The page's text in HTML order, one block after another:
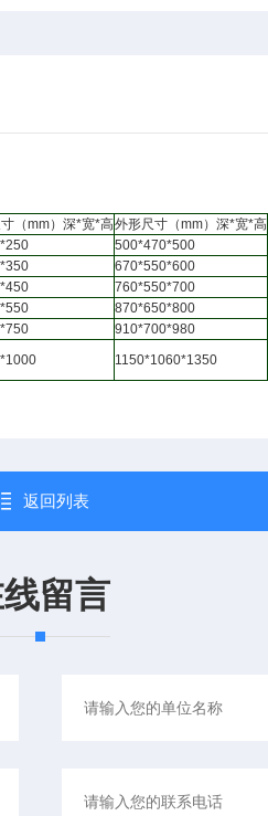
（mm）深*宽*高外形尺寸（mm）深*宽*高
500*470*500
670*550*600
760*550*700
870*650*800
910*700*980
1150*1060*1350
返回列表
留言